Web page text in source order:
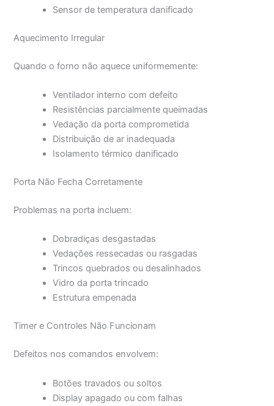
Sensor de temperatura danificado
Aquecimento Irregular
Quando o forno não aquece uniformemente:
Ventilador interno com defeito
Resistências parcialmente queimadas
Vedação da porta comprometida
Distribuição de ar inadequada
Isolamento térmico danificado
Porta Não Fecha Corretamente
Problemas na porta incluem:
Dobradiças desgastadas
Vedações ressecadas ou rasgadas
Trincos quebrados ou desalinhados
Vidro da porta trincado
Estrutura empenada
Timer e Controles Não Funcionam
Defeitos nos comandos envolvem:
Botões travados ou soltos
Display apagado ou com falhas